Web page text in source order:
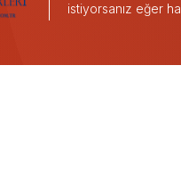
istiyorsanız eğer